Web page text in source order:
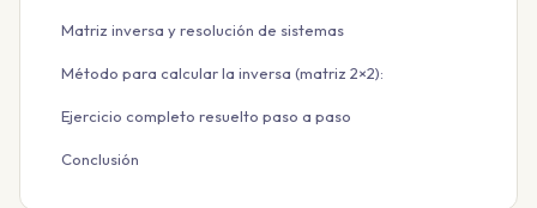
Matriz inversa y resolución de sistemas
Método para calcular la inversa (matriz 2×2):
Ejercicio completo resuelto paso a paso
Conclusión